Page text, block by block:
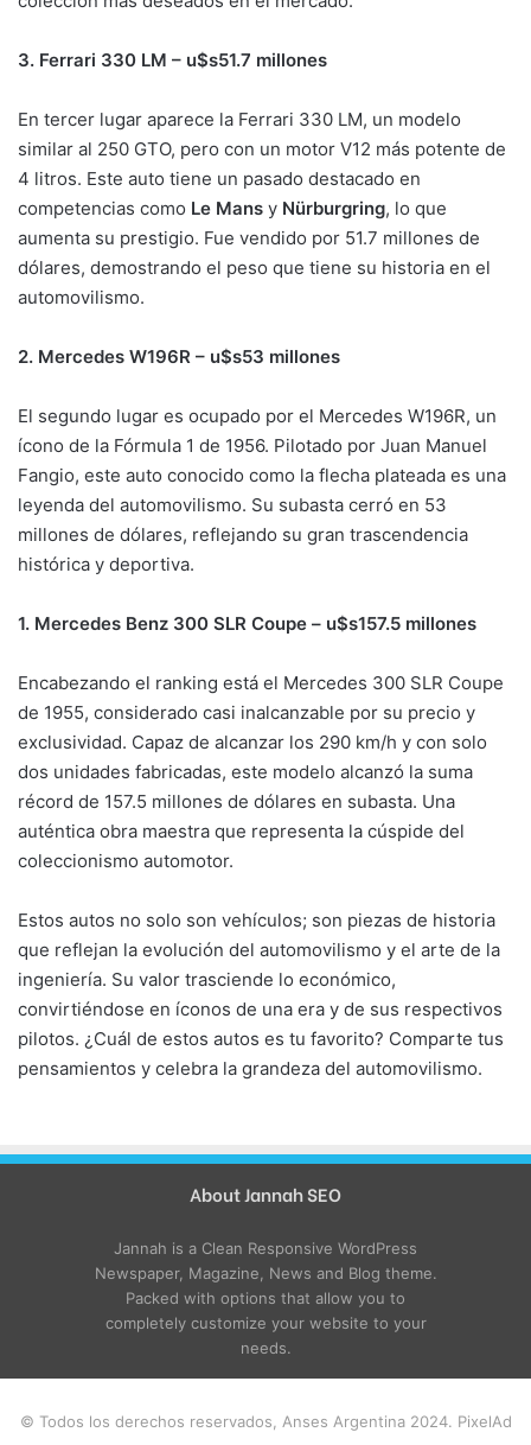
3. Ferrari 330 LM – u$s51.7 millones
En tercer lugar aparece la Ferrari 330 LM, un modelo
similar al 250 GTO, pero con un motor V12 más potente de
4 litros. Este auto tiene un pasado destacado en
competencias como Le Mans y Nürburgring, lo que
aumenta su prestigio. Fue vendido por 51.7 millones de
dólares, demostrando el peso que tiene su historia en el
automovilismo.
2. Mercedes W196R – u$s53 millones
El segundo lugar es ocupado por el Mercedes W196R, un
ícono de la Fórmula 1 de 1956. Pilotado por Juan Manuel
Fangio, este auto conocido como la flecha plateada es una
leyenda del automovilismo. Su subasta cerró en 53
millones de dólares, reflejando su gran trascendencia
histórica y deportiva.
1. Mercedes Benz 300 SLR Coupe – u$s157.5 millones
Encabezando el ranking está el Mercedes 300 SLR Coupe
de 1955, considerado casi inalcanzable por su precio y
exclusividad. Capaz de alcanzar los 290 km/h y con solo
dos unidades fabricadas, este modelo alcanzó la suma
récord de 157.5 millones de dólares en subasta. Una
auténtica obra maestra que representa la cúspide del
coleccionismo automotor.
Estos autos no solo son vehículos; son piezas de historia
que reflejan la evolución del automovilismo y el arte de la
ingeniería. Su valor trasciende lo económico,
convirtiéndose en íconos de una era y de sus respectivos
pilotos. ¿Cuál de estos autos es tu favorito? Comparte tus
pensamientos y celebra la grandeza del automovilismo.
About Jannah SEO
Jannah is a Clean Responsive WordPress
Newspaper, Magazine, News and Blog theme.
Packed with options that allow you to
completely customize your website to your
needs.
© Todos los derechos reservados, Anses Argentina 2024. PixelAd